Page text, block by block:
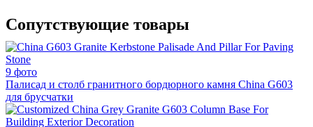
Сопутствующие товары
9 фото
Палисад и столб гранитного бордюрного камня China G603
для брусчатки